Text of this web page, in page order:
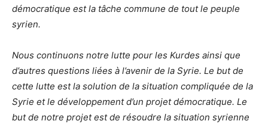
démocratique est la tâche commune de tout le peuple
syrien.
Nous continuons notre lutte pour les Kurdes ainsi que
d’autres questions liées à l’avenir de la Syrie. Le but de
cette lutte est la solution de la situation compliquée de la
Syrie et le développement d’un projet démocratique. Le
but de notre projet est de résoudre la situation syrienne